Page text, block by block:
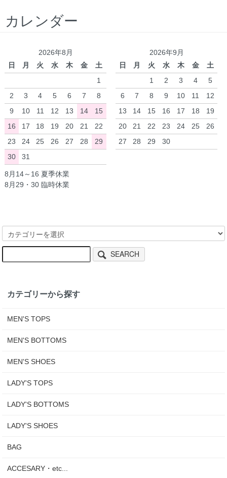
カレンダー
2026年8月
日
月 火 水 木 金
土
1
2
3 4 5 6 7
8
9
10 11 12 13 14
15
16
17 18 19 20 21
22
23
24 25 26 27 28
29
30
31
2026年9月
日
月 火 水 木 金
土
1
2 3 4
5
6
7 8 9 10 11
12
13
14 15 16 17 18
19
20
21 22 23 24 25
26
27
28 29 30
8月14～16 夏季休業
8月29・30 臨時休業
SEARCH
カテゴリーから探す
MEN'S TOPS
MEN'S BOTTOMS
MEN'S SHOES
LADY'S TOPS
LADY'S BOTTOMS
LADY'S SHOES
BAG
ACCESARY・etc...